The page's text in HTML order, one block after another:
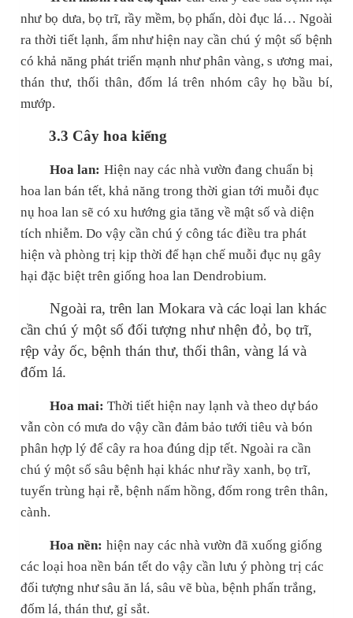
như bọ dưa, bọ trĩ, rầy mềm, bọ phấn, dòi đục lá… Ngoài
ra thời tiết lạnh, ẩm như hiện nay cần chú ý một số bệnh
có khả năng phát triển mạnh như phân vàng, s ương mai,
thán thư, thối thân, đốm lá trên nhóm cây họ bầu bí,
mướp.
3.3 Cây hoa kiểng
Hoa lan: Hiện nay các nhà vườn đang chuẩn bị
hoa lan bán tết, khả năng trong thời gian tới muỗi đục
nụ hoa lan sẽ có xu hướng gia tăng về mật số và diện
tích nhiễm. Do vậy cần chú ý công tác điều tra phát
hiện và phòng trị kịp thời để hạn chế muỗi đục nụ gây
hại đặc biệt trên giống hoa lan Dendrobium.
Ngoài ra, trên lan Mokara và các loại lan khác
cần chú ý một số đối tượng như nhện đỏ, bọ trĩ,
rệp vảy ốc, bệnh thán thư, thối thân, vàng lá và
đốm lá.
Hoa mai:Thời tiết hiện nay lạnh và theo dự báo
vẫn còn có mưa do vậy cần đảm bảo tưới tiêu và bón
phân hợp lý để cây ra hoa đúng dịp tết. Ngoài ra cần
chú ý một số sâu bệnh hại khác như rầy xanh, bọ trĩ,
tuyến trùng hại rễ, bệnh nấm hồng, đốm rong trên thân,
cành.
Hoa nền: hiện nay các nhà vườn đã xuống giống
các loại hoa nền bán tết do vậy cần lưu ý phòng trị các
đối tượng như sâu ăn lá, sâu vẽ bùa, bệnh phấn trắng,
đốm lá, thán thư, gỉ sắt.